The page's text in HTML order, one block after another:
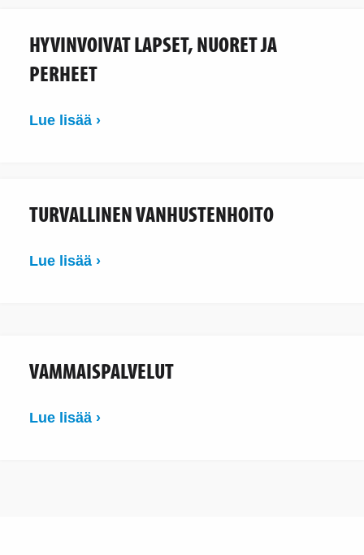
HYVINVOIVAT LAPSET, NUORET JA
PERHEET
Lue lisää ›
TURVALLINEN VANHUSTENHOITO
Lue lisää ›
VAMMAISPALVELUT
Lue lisää ›